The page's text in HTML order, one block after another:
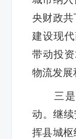
央财政共
建设现代
带动投资
物流发展
三是
动。继
挥县城